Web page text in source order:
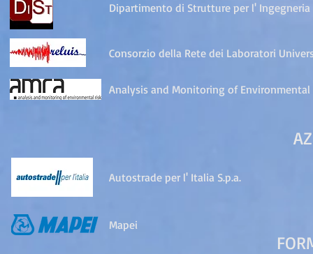
Dipartimento di Strutture per l'
Consorzio della Rete dei Laboratori
Analysis and Monitoring of Environmental
AZ
Autostrade per l' Italia S.p.a.
Mapei